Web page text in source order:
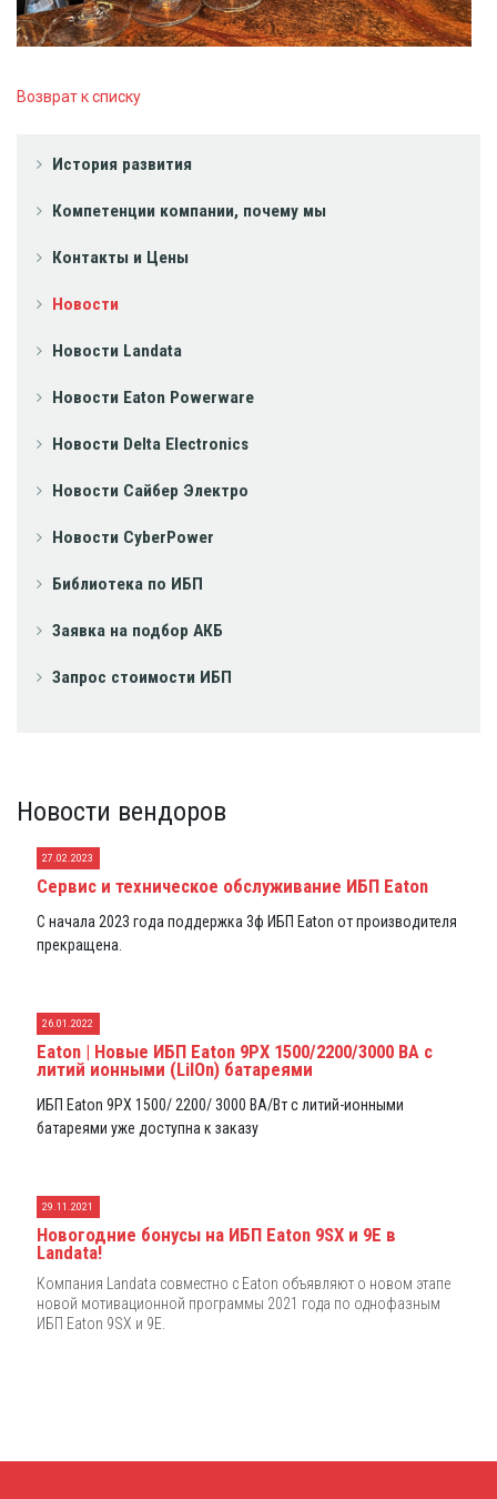
История развития
Компетенции компании, почему мы
Контакты и Цены
Новости
Новости Landata
Новости Eaton Powerware
Новости Delta Electronics
Новости Сайбер Электро
Новости CyberPower
Библиотека по ИБП
Заявка на подбор АКБ
Запрос стоимости ИБП
Новости вендоров
27.02.2023
Сервис и техническое обслуживание ИБП Eaton
С начала 2023 года поддержка 3ф ИБП Eaton от производителя
прекращена.
26.01.2022
Eaton | Новые ИБП Eaton 9PX 1500/2200/3000 ВА с
литий ионными (LiIOn) батареями
ИБП Eaton 9PX 1500/ 2200/ 3000 ВА/Вт с литий-ионными
батареями уже доступна к заказу
29.11.2021
Новогодние бонусы на ИБП Eaton 9SX и 9E в
Landata!
Компания Landata совместно с Eaton объявляют о новом этапе
новой мотивационной программы 2021 года по однофазным
ИБП Eaton 9SX и 9E.
Возврат к списку